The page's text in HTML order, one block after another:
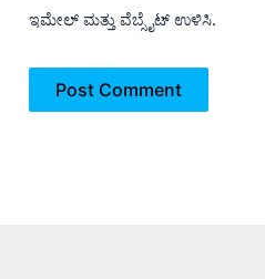
ಇಮೇಲ್ ಮತ್ತು ವೆಬ್ಸೈಟ್ ಉಳಿಸಿ.